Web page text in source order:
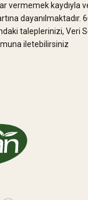
vermemek kaydıyla
dayanılmaktadır.
taleplerinizi, Veri
iletebilirsiniz